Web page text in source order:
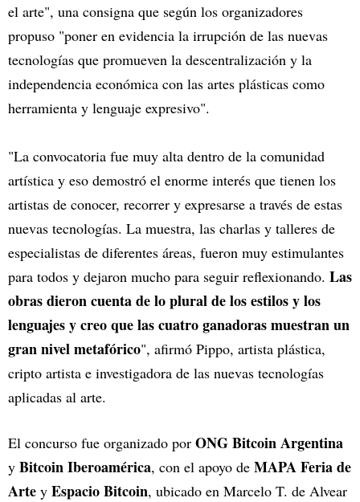
el arte", una consigna que según los organizadores
propuso "poner en evidencia la irrupción de las nuevas
tecnologías que promueven la descentralización y la
independencia económica con las artes plásticas como
herramienta y lenguaje expresivo".
"La convocatoria fue muy alta dentro de la comunidad
artística y eso demostró el enorme interés que tienen los
artistas de conocer, recorrer y expresarse a través de estas
nuevas tecnologías. La muestra, las charlas y talleres de
especialistas de diferentes áreas, fueron muy estimulantes
para todos y dejaron mucho para seguir reflexionando. Las
obras dieron cuenta de lo plural de los estilos y los
lenguajes y creo que las cuatro ganadoras muestran un
gran nivel metafórico", afirmó Pippo, artista plástica,
cripto artista e investigadora de las nuevas tecnologías
aplicadas al arte.
El concurso fue organizado por ONG Bitcoin Argentina
y Bitcoin Iberoamérica, con el apoyo de MAPA Feria de
Arte y Espacio Bitcoin, ubicado en Marcelo T. de Alvear